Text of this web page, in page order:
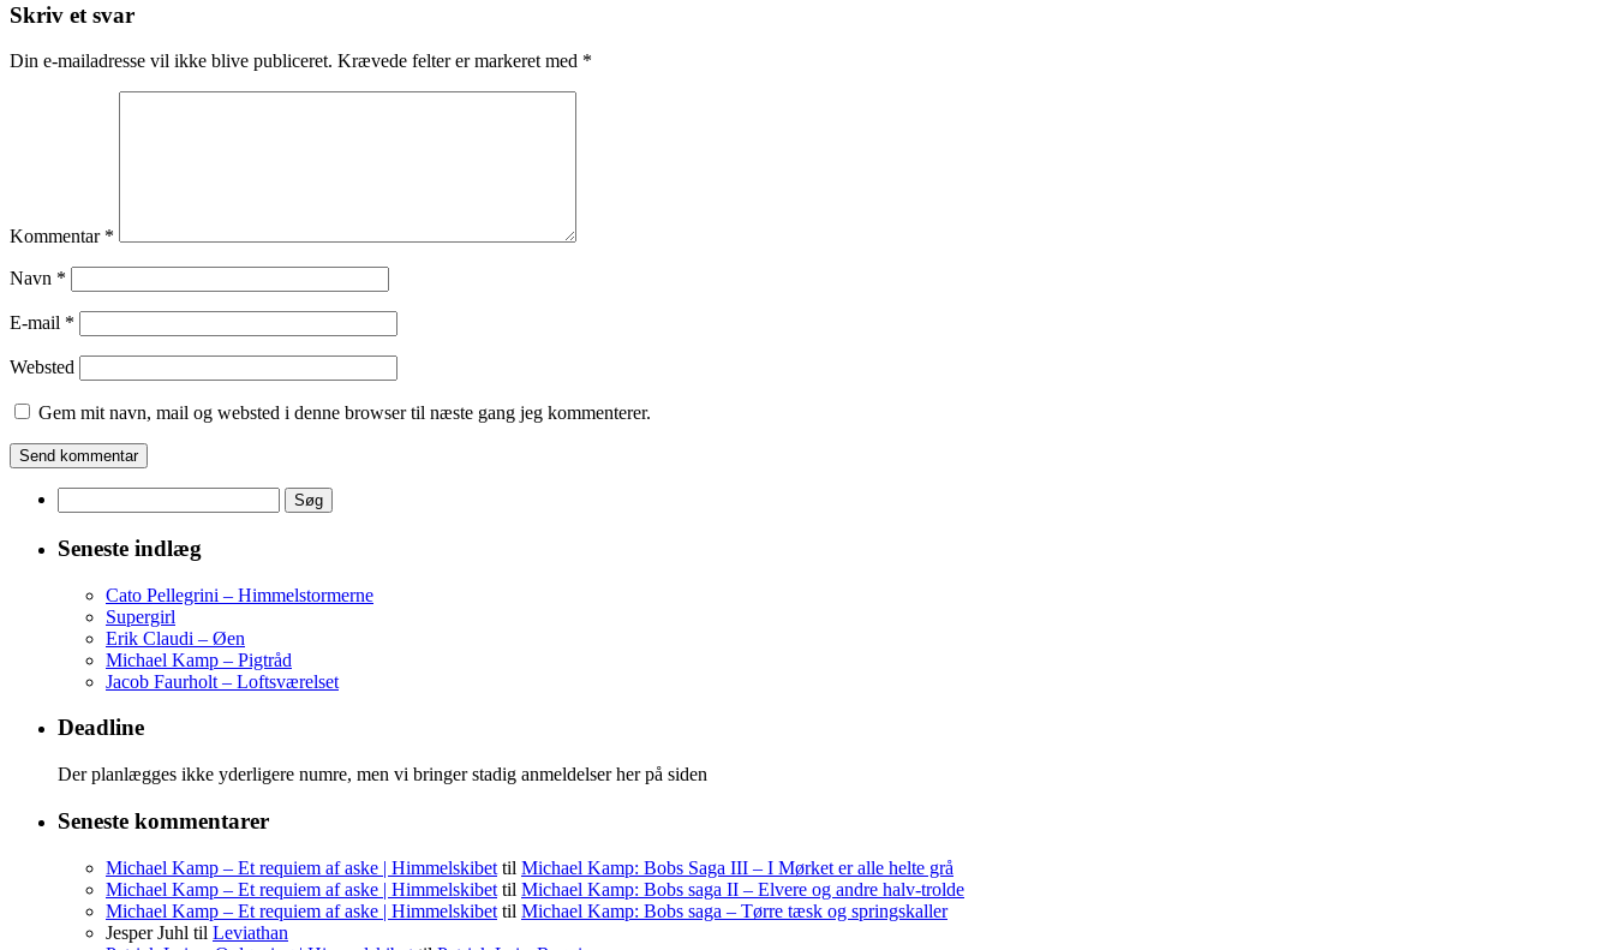
Skriv et svar
Din e-mailadresse vil ikke blive publiceret. Krævede felter er markeret med *
Kommentar *
Navn *
E-mail *
Websted
Gem mit navn, mail og websted i denne browser til næste gang jeg kommenterer.
efter:
Seneste indlæg
Cato Pellegrini – Himmelstormerne
Supergirl
Erik Claudi – Øen
Michael Kamp – Pigtråd
Jacob Faurholt – Loftsværelset
Deadline
Der planlægges ikke yderligere numre, men vi bringer stadig anmeldelser her på siden
Seneste kommentarer
Michael Kamp – Et requiem af aske | Himmelskibet til Michael Kamp: Bobs Saga III – I Mørket er alle helte grå
Michael Kamp – Et requiem af aske | Himmelskibet til Michael Kamp: Bobs saga II – Elvere og andre halv-trolde
Michael Kamp – Et requiem af aske | Himmelskibet til Michael Kamp: Bobs saga – Tørre tæsk og springskaller
Jesper Juhl til Leviathan